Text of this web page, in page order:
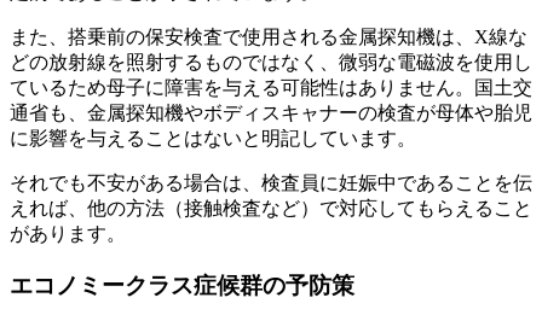
また、搭乗前の保安検査で使用される金属探知機は、X線な
どの放射線を照射するものではなく、微弱な電磁波を使用し
ているため母子に障害を与える可能性はありません。国土交
通省も、金属探知機やボディスキャナーの検査が母体や胎児
に影響を与えることはないと明記しています。
それでも不安がある場合は、検査員に妊娠中であることを伝
えれば、他の方法（接触検査など）で対応してもらえること
があります。
エコノミークラス症候群の予防策